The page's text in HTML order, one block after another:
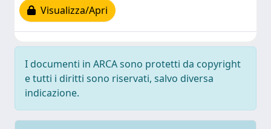
Visualizza/Apri
I documenti in ARCA sono protetti da copyright
e tutti i diritti sono riservati, salvo diversa
indicazione.